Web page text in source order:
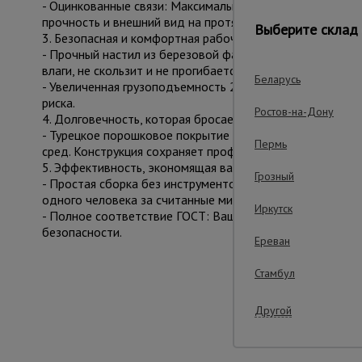
- Оцинкованные связи: Максимальная защита от
прочность и внешний вид на протяжении всего срока
3. Безопасная и комфортная рабочая площадка
- Прочный настил из березовой фанеры (12 мм):
влаги, не скользит и не прогибается. Это ваша
- Увеличенная грузоподъемность 250 кг: Позволяет
риска.
4. Долговечность, которая бросает вызов времени
- Турецкое порошковое покрытие Picante Boya:
сред. Конструкция сохраняет профессиональный вид
5. Эффективность, экономящая ваше время
- Простая сборка без инструментов: Интуитивная
одного человека за считанные минуты.
- Полное соответствие ГОСТ: Ваша гарантия того, что
безопасности.
Важные
Выберите склад
Беларусь
Ростов-на-Дону
Пермь
Грозный
Иркутск
Ереван
Стамбул
Другой